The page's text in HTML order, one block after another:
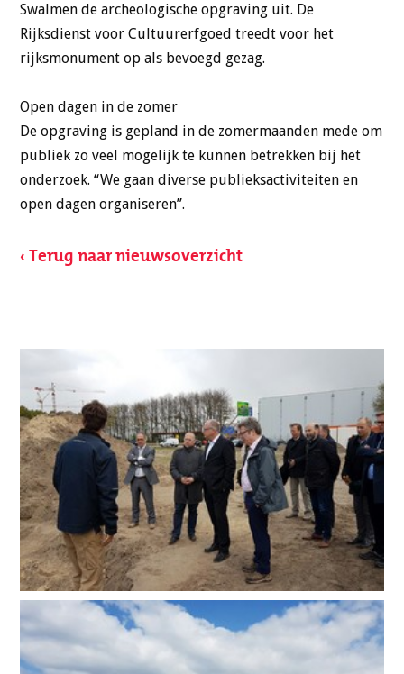
Swalmen de archeologische opgraving uit. De
Rijksdienst voor Cultuurerfgoed treedt voor het
rijksmonument op als bevoegd gezag.
Open dagen in de zomer
De opgraving is gepland in de zomermaanden mede om
publiek zo veel mogelijk te kunnen betrekken bij het
onderzoek. “We gaan diverse publieksactiviteiten en
open dagen organiseren”.
‹ Terug naar nieuwsoverzicht